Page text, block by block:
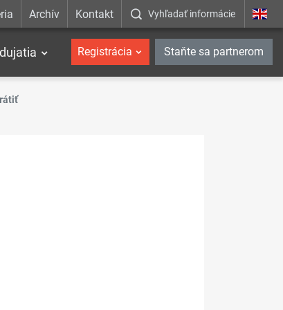
Archív Kontakt Vyhľadať informácie
Registrácia Staňte sa partnerom